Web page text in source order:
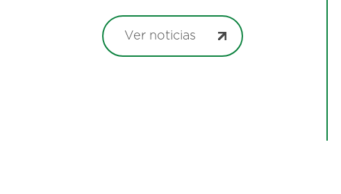
Ver noticias